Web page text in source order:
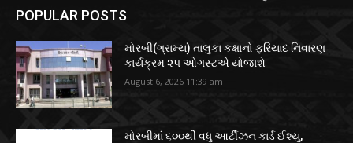
POPULAR POSTS
મોરબી(ગ્રામ્ય) તાલુકા કક્ષાનો ફરિયાદ નિવારણ
કાર્યક્રમ ૨૫ ઓગસ્ટએ યોજાશે
August 6, 2026 11:39 am
મોરબીમાં ૬૦૦થી વધુ આર્ટીઝન કાર્ડ ઈશ્યુ,